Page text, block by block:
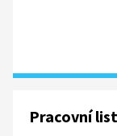
Pracovní